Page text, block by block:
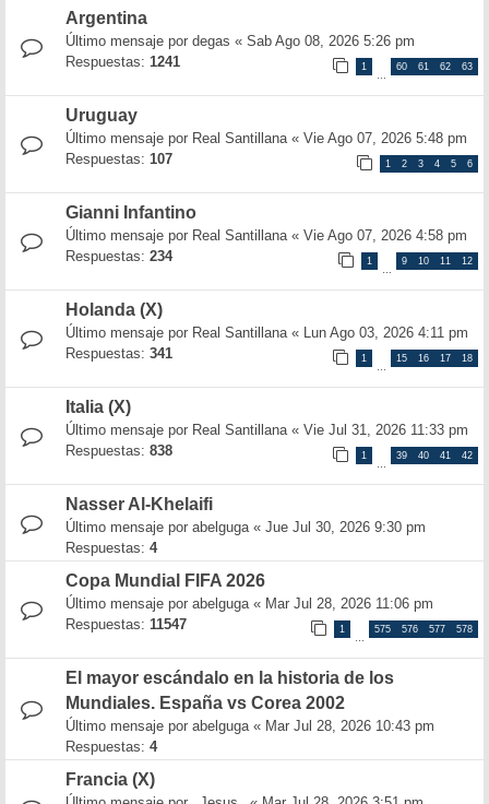
Argentina
Último mensaje por degas « Sab Ago 08, 2026 5:26 pm
Respuestas: 1241 1
…
60 61 62 63
Uruguay
Último mensaje por Real Santillana« Vie Ago 07, 2026 5:48 pm
Respuestas: 107 1 2 3 4 5 6
Gianni Infantino
Último mensaje por Real Santillana« Vie Ago 07, 2026 4:58 pm
Respuestas: 234 1
…
9 10 11 12
Holanda (X)
Último mensaje por Real Santillana« Lun Ago 03, 2026 4:11 pm
Respuestas: 341 1
…
15 16 17 18
Italia (X)
Último mensaje por Real Santillana« Vie Jul 31, 2026 11:33 pm
Respuestas: 838 1
…
39 40 41 42
Nasser Al-Khelaifi
Último mensaje por abelguga« Jue Jul 30, 2026 9:30 pm
Respuestas: 4
Copa Mundial FIFA 2026
Último mensaje por abelguga« Mar Jul 28, 2026 11:06 pm
Respuestas: 11547 1
…
575 576 577 578
El mayor escándalo en la historia de los
Mundiales. España vs Corea 2002
Último mensaje por abelguga« Mar Jul 28, 2026 10:43 pm
Respuestas: 4
Francia (X)